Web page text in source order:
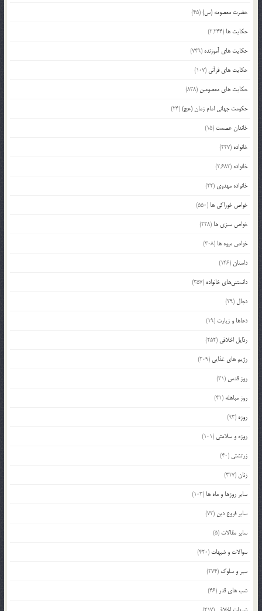
حضرت معصومه (س)(45)
حکایت ها (2,244)
حکایت های آموزنده (749)
حکایت های قرآنی (107)
حکایت های معصومین (838)
حکومت جهانی امام زمان (عج)(24)
خاندان عصمت (15)
خانواده (227)
خانواده (2,682)
خانواده مهدوی (22)
خواص خوراکی ها (550)
خواص سبزی ها (228)
خواص میوه ها (308)
داستان(146)
دانستنی‌های خانواده (357)
دجال (29)
دعاها و زیارت (19)
رذایل اخلاقی (252)
رژیم های غذایی (209)
روز قدس (31)
روز مباهله (41)
روزه (93)
روزه و سلامتی (101)
زرتشتی (40)
زنان(317)
سایر روزها و ماه ها (103)
سایر فروع دین (72)
سایر مقالات (5)
سوالات و شبهات (420)
سیر و سلوک (274)
شب های قدر (46)